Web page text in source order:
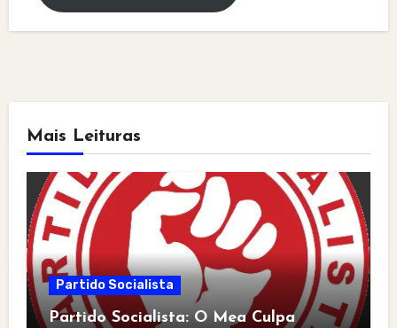
Mais Leituras
Partido Socialista
Partido Socialista: O Mea Culpa